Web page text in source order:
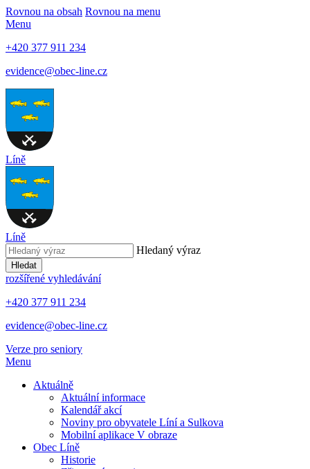
Rovnou na obsah Rovnou na menu
Menu
+420 377 911 234
evidence@obec-line.cz
Líně
Líně
Hledaný výraz
Hledat
rozšířené vyhledávání
+420 377 911 234
evidence@obec-line.cz
Verze pro seniory
Menu
Aktuálně
Aktuální informace
Kalendář akcí
Noviny pro obyvatele Líní a Sulkova
Mobilní aplikace V obraze
Obec Líně
Historie